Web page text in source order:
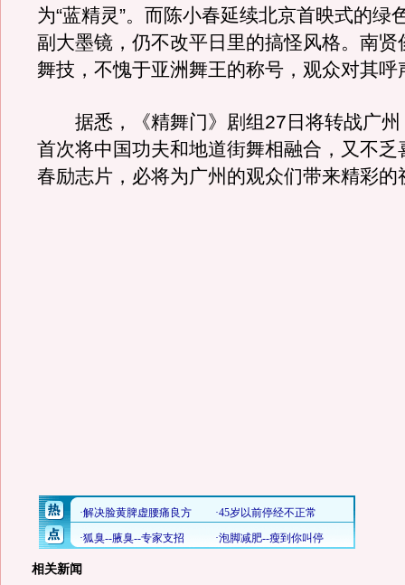
为“蓝精灵”。而陈小春延续北京首映式的绿
副大墨镜，仍不改平日里的搞怪风格。南贤
舞技，不愧于亚洲舞王的称号，观众对其呼
据悉，《精舞门》剧组27日将转战广州
首次将中国功夫和地道街舞相融合，又不乏
春励志片，必将为广州的观众们带来精彩的
相关新闻